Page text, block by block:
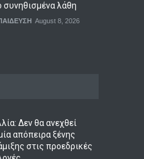
συνηθισμένα λάθη
August 8, 2026
νέας γενιάς: Η
Δεν θα ανεχθεί
απόπειρα ξένης
στις προεδρικές